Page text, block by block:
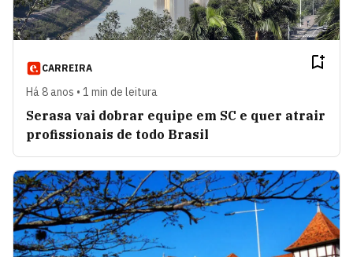
CARREIRA
Há 8 anos • 1 min de leitura
Serasa vai dobrar equipe em SC e quer atrair
profissionais de todo Brasil